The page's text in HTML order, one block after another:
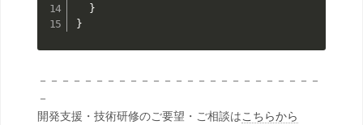
  }
}
－－－－－－－－－－－－－－－－－－－－－－－－－
－
開発支援・技術研修のご要望・ご相談はこちらから